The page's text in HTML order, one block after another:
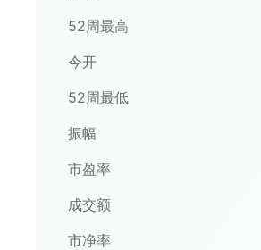
52周最高
今开
52周最低
振幅
市盈率
成交额
市净率